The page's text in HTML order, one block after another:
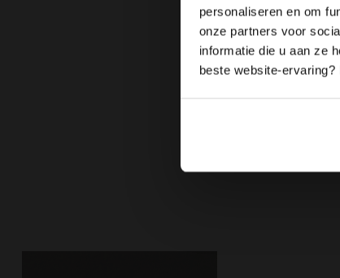
personaliseren en om
onze partners voor
informatie die u aan ze
beste website-
Skin
specialisten
halen.
Via de